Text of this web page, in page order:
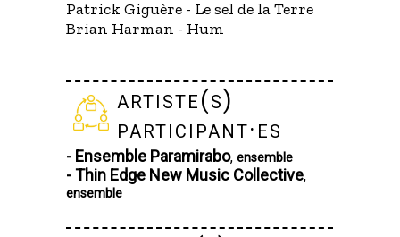
Patrick Giguère - Le sel de la Terre
Brian Harman - Hum
artiste(s)
participant·es
- Ensemble Paramirabo, ensemble
- Thin Edge New Music Collective,
ensemble